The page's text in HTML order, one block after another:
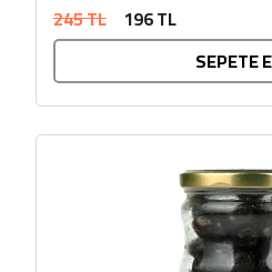
onaylıdır. ECOCERT...
245 TL 196 TL
SEPETE